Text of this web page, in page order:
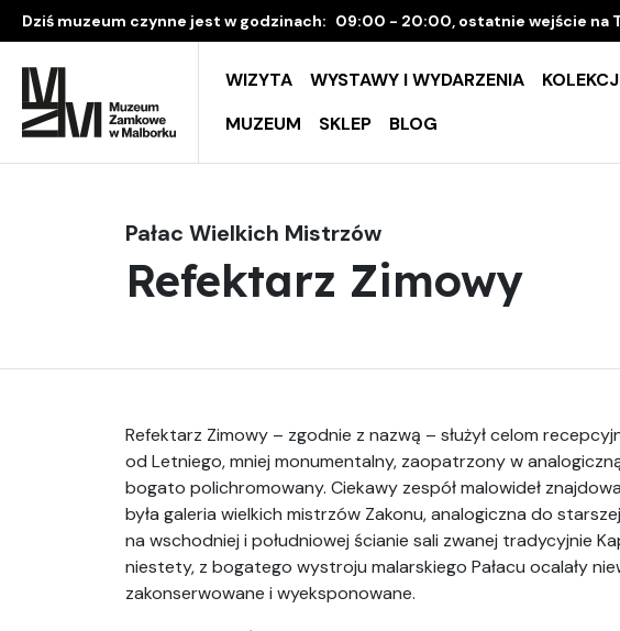
Dziś muzeum czynne jest w godzinach: 09:00 - 20:00, ostatnie wejście na
WIZYTA WYSTAWY I WYDARZENIA
MUZEUM
SKLEP BLOG
Pałac Wielkich Mistrzów
Refektarz Zimowy
Refektarz Zimowy – zgodnie z nazwą – służył celom
od Letniego, mniej monumentalny, zaopatrzony w
bogato polichromowany. Ciekawy zespół malowideł
była galeria wielkich mistrzów Zakonu, analogiczna do
na wschodniej i południowej ścianie sali zwanej tradycyjnie
niestety, z bogatego wystroju malarskiego Pałacu ocalały
zakonserwowane i wyeksponowane.